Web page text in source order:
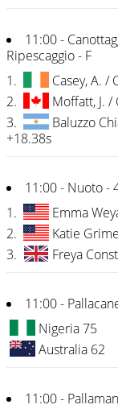
11:00 -
Ripescaggio - F
1.
Casey, A. /
2.
Moffatt, J. /
3.
Baluzzo
+18.38s
11:00 - Nuoto -
1.
Emma
2.
Katie
3.
Freya
11:00 -
Nigeria 75
Australia 62
11:00 -